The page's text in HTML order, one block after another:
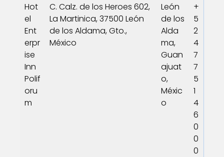
Hot
el
Ent
erpr
ise
Inn
Polif
oru
m
C. Calz. de los Heroes 602,
La Martinica, 37500 León
de los Aldama, Gto.,
México
León
de los
Alda
ma,
Guan
ajuat
o,
Méxic
o
+
5
2
4
7
7
5
1
4
6
0
0
0